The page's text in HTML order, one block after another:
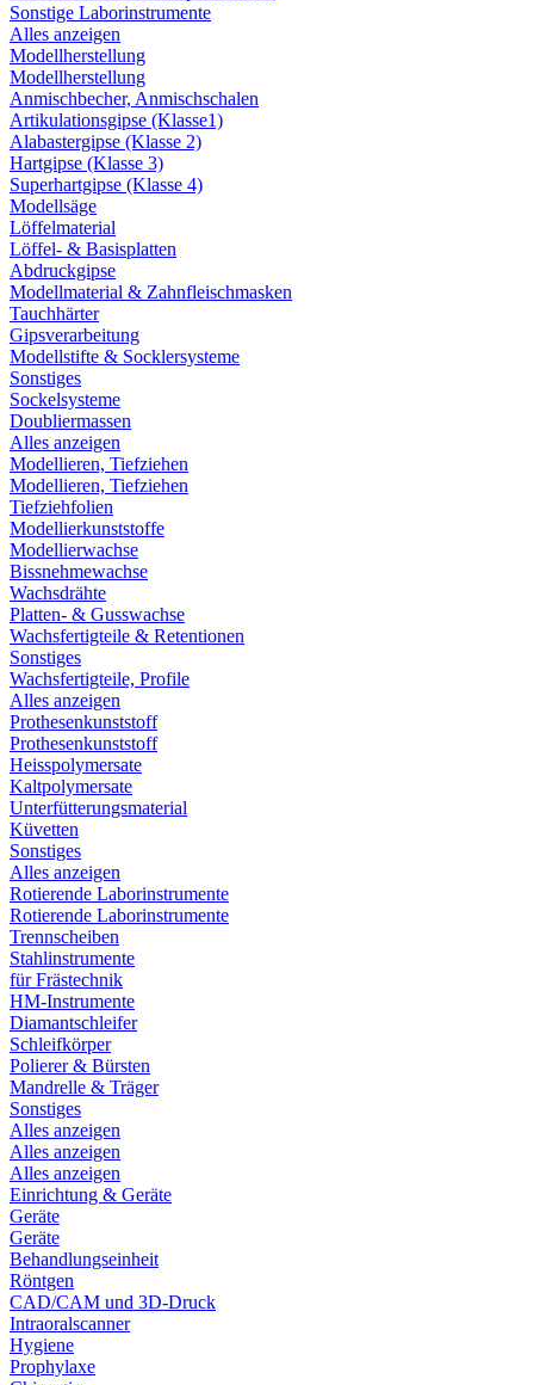
Sonstige Laborinstrumente
Alles anzeigen
Modellherstellung
Modellherstellung
Anmischbecher, Anmischschalen
Artikulationsgipse (Klasse1)
Alabastergipse (Klasse 2)
Hartgipse (Klasse 3)
Superhartgipse (Klasse 4)
Modellsäge
Löffelmaterial
Löffel- & Basisplatten
Abdruckgipse
Modellmaterial & Zahnfleischmasken
Tauchhärter
Gipsverarbeitung
Modellstifte & Socklersysteme
Sonstiges
Sockelsysteme
Doubliermassen
Alles anzeigen
Modellieren, Tiefziehen
Modellieren, Tiefziehen
Tiefziehfolien
Modellierkunststoffe
Modellierwachse
Bissnehmewachse
Wachsdrähte
Platten- & Gusswachse
Wachsfertigteile & Retentionen
Sonstiges
Wachsfertigteile, Profile
Alles anzeigen
Prothesenkunststoff
Prothesenkunststoff
Heisspolymersate
Kaltpolymersate
Unterfütterungsmaterial
Küvetten
Sonstiges
Alles anzeigen
Rotierende Laborinstrumente
Rotierende Laborinstrumente
Trennscheiben
Stahlinstrumente
für Frästechnik
HM-Instrumente
Diamantschleifer
Schleifkörper
Polierer & Bürsten
Mandrelle & Träger
Sonstiges
Alles anzeigen
Alles anzeigen
Alles anzeigen
Einrichtung & Geräte
Geräte
Geräte
Behandlungseinheit
Röntgen
CAD/CAM und 3D-Druck
Intraoralscanner
Hygiene
Prophylaxe